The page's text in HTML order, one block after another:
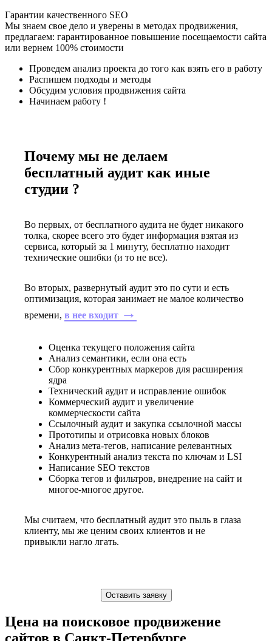
Гарантии качественного SEO
Мы знаем свое дело и уверены в методах продвижения,
предлагаем: гарантированное повышение посещаемости сайта
или вернем 100% стоимости
Проведем анализ проекта до того как взять его в работу
Распишем подходы и методы
Обсудим условия продвижения сайта
Начинаем работу !
Почему мы не делаем
бесплатный аудит как иные
студии ?
Во первых, от бесплатного аудита не будет никакого
толка, скорее всего это будет информация взятая из
сервиса, который за 1 минуту, бесплатно находит
технические ошибки (и то не все).
Во вторых, развернутый аудит это по сути и есть
оптимизация, которая занимает не малое количество
времени, в нее входит →
Оценка текущего положения сайта
Анализ семантики, если она есть
Сбор конкурентных маркеров для расширения
ядра
Технический аудит и исправление ошибок
Коммерческий аудит и увеличение
коммерческости сайта
Ссылочный аудит и закупка ссылочной массы
Прототипы и отрисовка новых блоков
Анализ мета-тегов, написание релевантных
Конкурентный анализ текста по ключам и LSI
Написание SEO текстов
Сборка тегов и фильтров, внедрение на сайт и
многое-многое другое.
Мы считаем, что бесплатный аудит это пыль в глаза
клиенту, мы же ценим своих клиентов и не
привыкли нагло лгать.
Оставить заявку
Цена на поисковое продвижение
сайтов в Санкт-Петербурге